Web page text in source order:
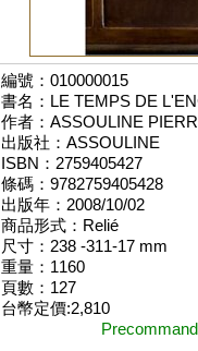
編號：010000015
書名：LE TEMPS DE
作者：ASSOULINE
出版社：ASSOULINE
ISBN：2759405427
條碼：9782759405428
出版年：2008/10/02
商品形式：Relié
尺寸：238 -311-17 mm
重量：1160
頁數：127
台幣定價:2,810